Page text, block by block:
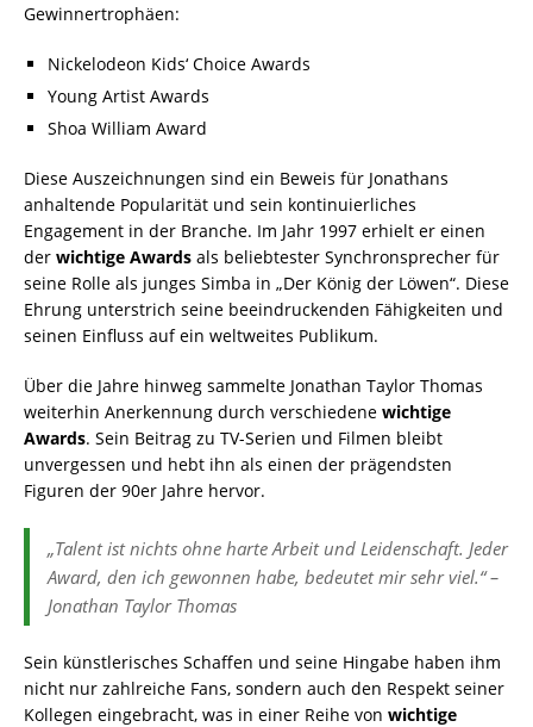
Gewinnertrophäen:
Nickelodeon Kids‘ Choice Awards
Young Artist Awards
Shoa William Award
Diese Auszeichnungen sind ein Beweis für Jonathans
anhaltende Popularität und sein kontinuierliches
Engagement in der Branche. Im Jahr 1997 erhielt er einen
der wichtige Awards als beliebtester Synchronsprecher für
seine Rolle als junges Simba in „Der König der Löwen“. Diese
Ehrung unterstrich seine beeindruckenden Fähigkeiten und
seinen Einfluss auf ein weltweites Publikum.
Über die Jahre hinweg sammelte Jonathan Taylor Thomas
weiterhin Anerkennung durch verschiedene wichtige
Awards. Sein Beitrag zu TV-Serien und Filmen bleibt
unvergessen und hebt ihn als einen der prägendsten
Figuren der 90er Jahre hervor.
„Talent ist nichts ohne harte Arbeit und Leidenschaft. Jeder
Award, den ich gewonnen habe, bedeutet mir sehr viel.“ –
Jonathan Taylor Thomas
Sein künstlerisches Schaffen und seine Hingabe haben ihm
nicht nur zahlreiche Fans, sondern auch den Respekt seiner
Kollegen eingebracht, was in einer Reihe von wichtige